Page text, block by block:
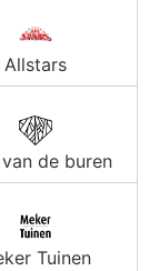
Allstars
de buren
Tuinen